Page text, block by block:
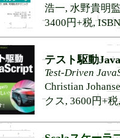
浩一, 水野貴明
3400円+税,
テスト駆動
Test-Driven
Christian
クス, 3600円+